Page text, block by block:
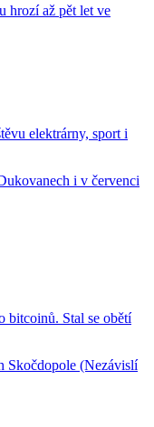
hrozí až pět let ve
elektrárny, sport i
i v červenci
bitcoinů. Stal se obětí
Skočdopole (Nezávislí